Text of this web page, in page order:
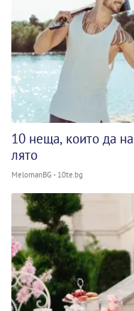
10 неща, които да
лято
MelomanBG - 10te.bg